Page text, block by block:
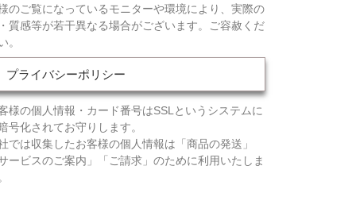
のご覧になっているモニターや環境により、実際の
質感等が若干異なる場合がございます。ご容赦くだ
。
プライバシーポリシー
様の個人情報・カード番号はSSLというシステムに
号化されてお守りします。
では収集したお客様の個人情報は「商品の発送」
ービスのご案内」「ご請求」のために利用いたしま